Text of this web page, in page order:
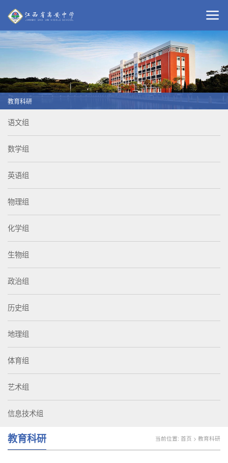
教育科研
语文组
数学组
英语组
物理组
化学组
生物组
政治组
历史组
地理组
体育组
艺术组
信息技术组
教育科研 当前位置: 首页 > 教育科研